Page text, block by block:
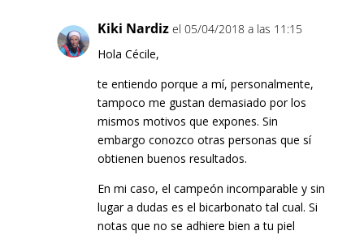
Kiki Nardiz el 05/04/2018 a las 11:15
Hola Cécile,
te entiendo porque a mí, personalmente,
tampoco me gustan demasiado por los
mismos motivos que expones. Sin
embargo conozco otras personas que sí
obtienen buenos resultados.
En mi caso, el campeón incomparable y sin
lugar a dudas es el bicarbonato tal cual. Si
notas que no se adhiere bien a tu piel